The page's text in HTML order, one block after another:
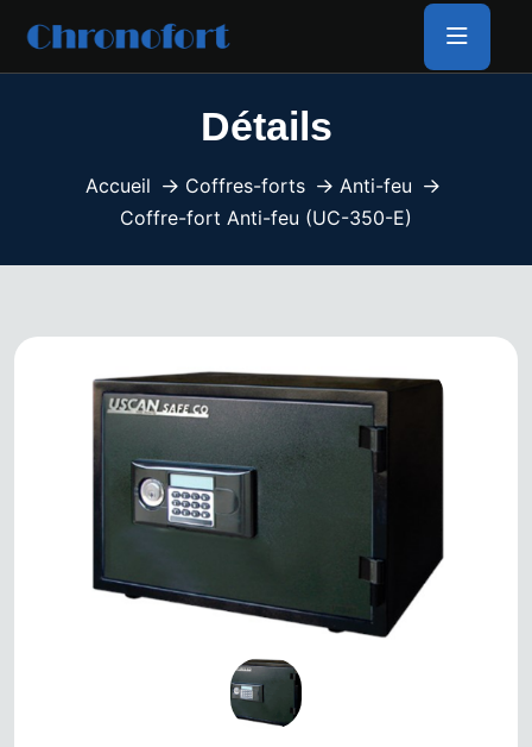
Détails
Accueil Coffres-forts
Anti-feu
Coffre-fort Anti-feu (UC-350-E)